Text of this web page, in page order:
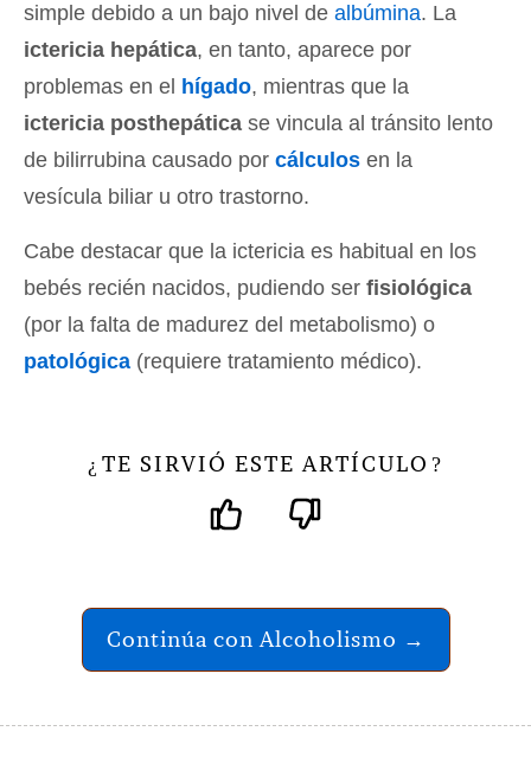
simple debido a un bajo nivel de albúmina. La
ictericia hepática, en tanto, aparece por
problemas en el hígado, mientras que la
ictericia posthepática se vincula al tránsito lento
de bilirrubina causado por cálculos en la
vesícula biliar u otro trastorno.
Cabe destacar que la ictericia es habitual en los
bebés recién nacidos, pudiendo ser fisiológica
(por la falta de madurez del metabolismo) o
patológica (requiere tratamiento médico).
¿ TE SIRVIÓ ESTE ARTÍCULO ?
Continúa con Alcoholismo →